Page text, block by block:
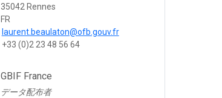
35042 Rennes
FR
laurent.beaulaton@ofb.gouv.fr
+33 (0)2 23 48 56 64
GBIF France
データ配布者